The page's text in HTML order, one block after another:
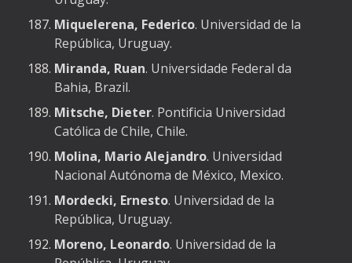
Miquelerena, Federico. Universidad de la
República, Uruguay.
Miranda, Ruan. Universidade Federal da
Bahia, Brazil.
Mitsche, Dieter. Pontificia Universidad
Católica de Chile, Chile.
Molina, Mario Alejandro. Universidad
Nacional Autónoma de México, Mexico.
Mordecki, Ernesto. Universidad de la
República, Uruguay.
Moreno, Leonardo. Universidad de la